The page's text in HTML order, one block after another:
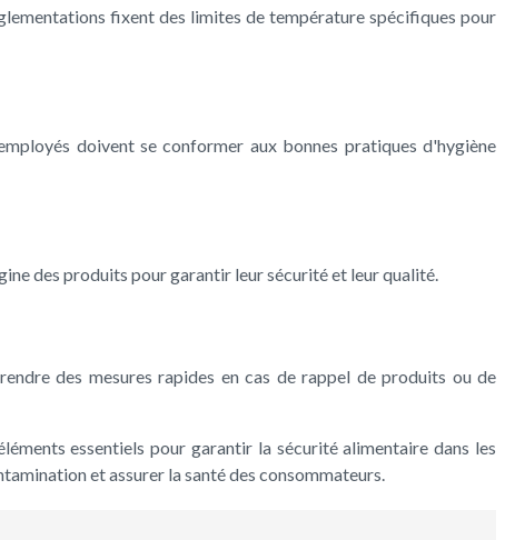
fixent des limites de température spécifiques pour
doivent se conformer aux bonnes pratiques d'hygiène
des produits pour garantir leur sécurité et leur qualité.
des mesures rapides en cas de rappel de produits ou de
essentiels pour garantir la sécurité alimentaire dans les
et assurer la santé des consommateurs.